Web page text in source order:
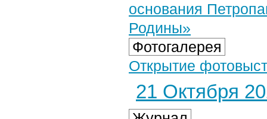
основания​
Родины»
Фотогалерея
Открытие
21 Октября